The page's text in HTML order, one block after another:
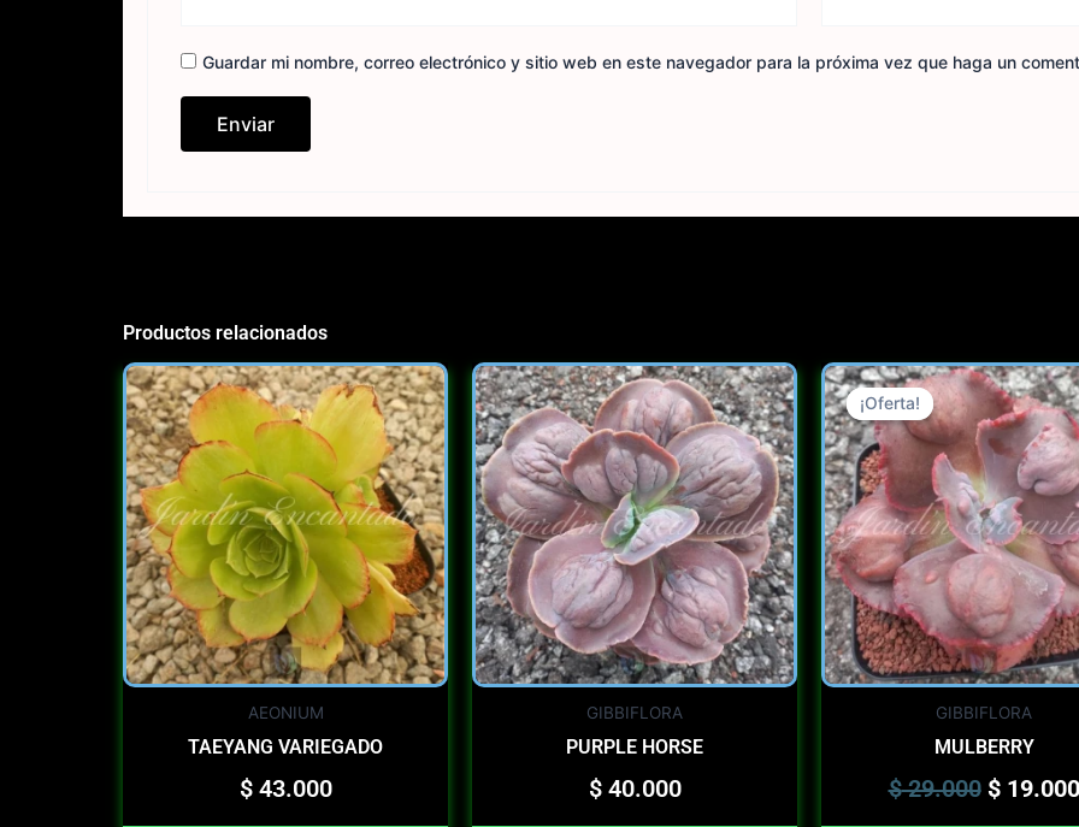
Guardar mi nombre, correo electrónico y sitio web en este navegador para la próxima vez que haga un
Productos relacionados
AEONIUM
TAEYANG VARIEGADO
$43.000
GIBBIFLORA
PURPLE HORSE
$40.000
¡Oferta!
¡Oferta!
GIBBIFLORA
MULBERRY
$29.000
Original
price
was:
$
$19.000